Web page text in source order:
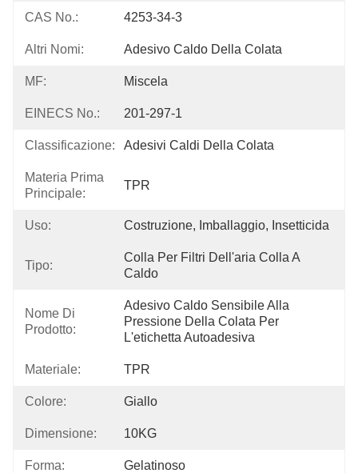
CAS No.: 4253-34-3
Altri Nomi: Adesivo Caldo Della Colata
MF: Miscela
EINECS No.: 201-297-1
Classificazione: Adesivi Caldi Della Colata
Materia Prima
Principale:
TPR
Uso: Costruzione, Imballaggio, Insetticida
Tipo:
Colla Per Filtri Dell'aria Colla A
Caldo
Nome Di
Prodotto:
Adesivo Caldo Sensibile Alla
Pressione Della Colata Per
L'etichetta Autoadesiva
Materiale: TPR
Colore: Giallo
Dimensione: 10KG
Forma: Gelatinoso